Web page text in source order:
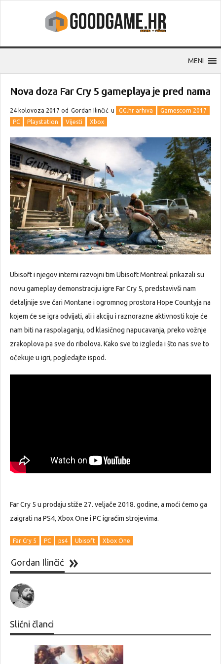
MENI
Nova doza Far Cry 5 gameplaya je pred nama
24 kolovoza 2017 od Gordan Ilinčić u GG.hr arhiva
Gamescom 2017
PC
Playstation Vijesti Xbox
Ubisoft i njegov interni razvojni tim Ubisoft Montreal prikazali su
novu gameplay demonstraciju igre Far Cry 5, predstavivši nam
detaljnije sve čari Montane i ogromnog prostora Hope Countyja na
kojem će se igra odvijati, ali i akciju i raznorazne aktivnosti koje će
nam biti na raspolaganju, od klasičnog napucavanja, preko vožnje
zrakoplova pa sve do ribolova. Kako sve to izgleda i što nas sve to
očekuje u igri, pogledajte ispod.
Far Cry 5 u prodaju stiže 27. veljače 2018. godine, a moći ćemo ga
zaigrati na PS4, Xbox One i PC igraćim strojevima.
Far Cry 5 PC ps4 Ubisoft Xbox One
Gordan Ilinčić
Slični članci